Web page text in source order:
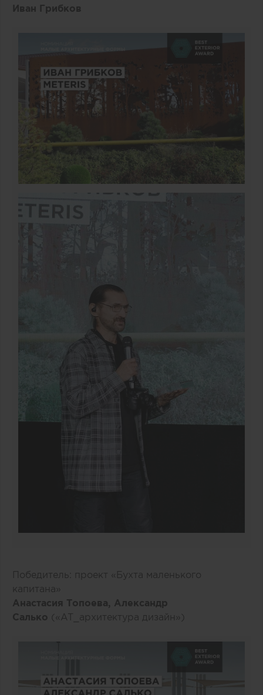
Иван Грибков
Победитель: проект «Бухта маленького
капитана»
Анастасия Топоева, Александр
Салько («AT_архитектура дизайн»)